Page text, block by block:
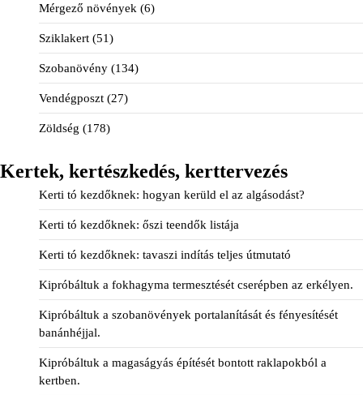
Mérgező növények (6)
Sziklakert (51)
Szobanövény (134)
Vendégposzt (27)
Zöldség (178)
Kertek, kertészkedés, kerttervezés
Kerti tó kezdőknek: hogyan kerüld el az algásodást?
Kerti tó kezdőknek: őszi teendők listája
Kerti tó kezdőknek: tavaszi indítás teljes útmutató
Kipróbáltuk a fokhagyma termesztését cserépben az erkélyen.
Kipróbáltuk a szobanövények portalanítását és fényesítését
banánhéjjal.
Kipróbáltuk a magaságyás építését bontott raklapokból a
kertben.